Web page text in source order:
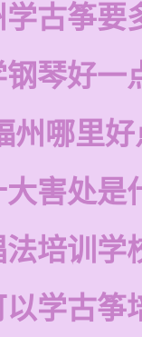
古筝要
琴好一
州哪里好
害处是
培训学
学古筝